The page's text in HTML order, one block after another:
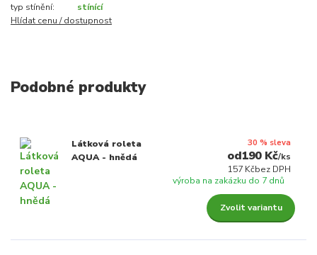
typ stínění:
stínící
Hlídat cenu / dostupnost
Podobné produkty
Látková roleta
AQUA - hnědá
30 % sleva
190 Kč/ks
157 Kčbez DPH
výroba na zakázku do 7 dnů
Zvolit variantu